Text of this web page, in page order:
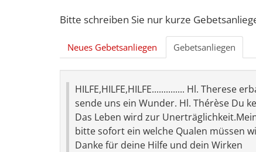
Bitte schreiben Sie nur kurze
Neues Gebetsanliegen Gebetsanliegen
HILFE,HILFE,HILFE.............. Hl.
sende uns ein Wunder. Hl. Thérèse Du
Das Leben wird zur
bitte sofort ein welche Qualen müssen
Danke für deine Hilfe und dein Wirken